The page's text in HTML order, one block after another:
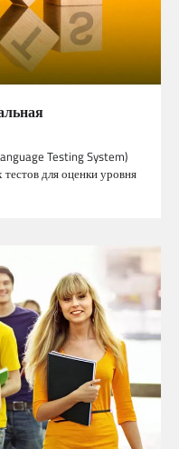
Testing System)
для оценки уровня